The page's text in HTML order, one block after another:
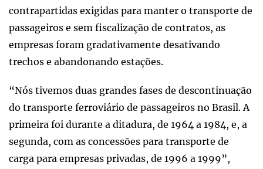
contrapartidas exigidas para manter o transporte de
passageiros e sem fiscalização de contratos, as
empresas foram gradativamente desativando
trechos e abandonando estações.
“Nós tivemos duas grandes fases de descontinuação
do transporte ferroviário de passageiros no Brasil. A
primeira foi durante a ditadura, de 1964 a 1984, e, a
segunda, com as concessões para transporte de
carga para empresas privadas, de 1996 a 1999”,